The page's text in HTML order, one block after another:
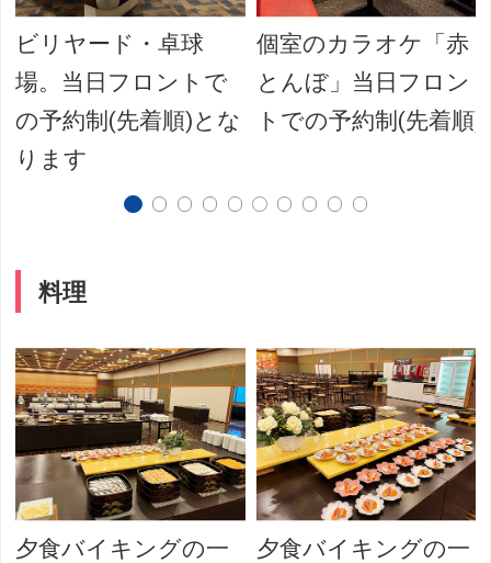
ビリヤード・卓球
場。当日フロントで
の予約制(先着順)とな
ります
個室のカラオケ「赤
とんぼ」当日フロン
トでの予約制(先着順)
料理
夕食バイキングの一
夕食バイキングの一